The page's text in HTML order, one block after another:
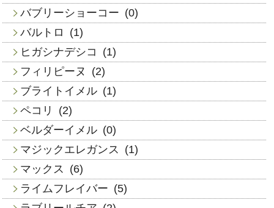
バブリーショーコー (0)
バルトロ
(1)
ヒガシナデシコ
(1)
フィリピーヌ
(2)
ブライトイメル (1)
ペコリ
(2)
ベルダーイメル (0)
マジックエレガンス
(1)
マックス
(6)
ライムフレイバー (5)